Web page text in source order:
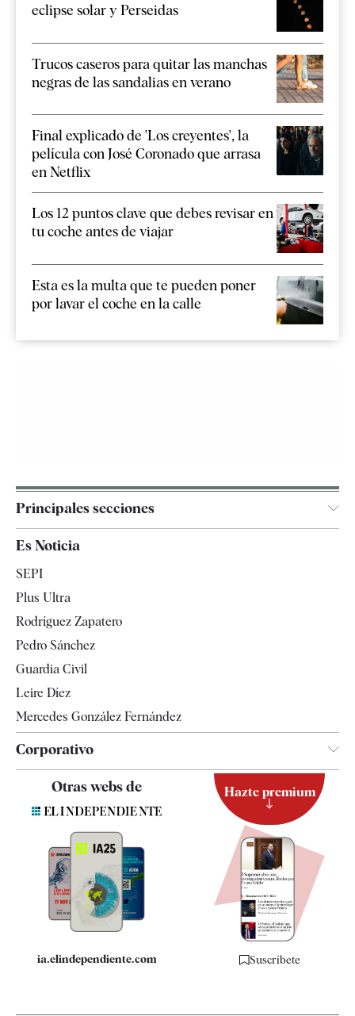
eclipse solar y Perseidas
Trucos caseros para quitar las manchas
negras de las sandalias en verano
Final explicado de 'Los creyentes', la
película con José Coronado que arrasa
en Netflix
Los 12 puntos clave que debes revisar en
tu coche antes de viajar
Esta es la multa que te pueden poner
por lavar el coche en la calle
Principales secciones
España
Televisión
Es Noticia
SEPI
Plus Ultra
Rodríguez Zapatero
Pedro Sánchez
Guardia Civil
Leire Díez
Mercedes González Fernández
Corporativo
Contacto
Quiénes somos
Especificaciones
Otras webs de
ia.elindependiente.com
Hazte premium
Suscríbete